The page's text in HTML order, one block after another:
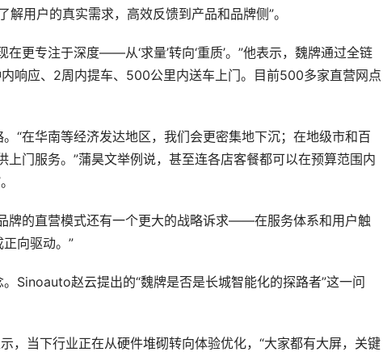
解用户的真实需求，高效反馈到产品和品牌侧”。
更专注于深度——从‘求量’转向‘重质’。”他表示，魏牌通过全链
响应、2周内提车、500公里内送车上门。目前500多家直营网点
“在华南等经济发达地区，我们会更密集地下沉；在地级市和百
上门服务。”蒲昊文举例说，甚至连各店客餐都可以在预算范围内
牌的直营模式还有一个更大的战略诉求——在服务体系和用户触
向驱动。”
Sinoauto赵云提出的“魏牌是否是长城智能化的探路者”这一问
，当下行业正在从硬件堆砌转向体验优化，“大家都有大屏，关键